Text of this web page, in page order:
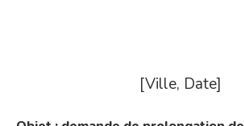
[Ville, Date]